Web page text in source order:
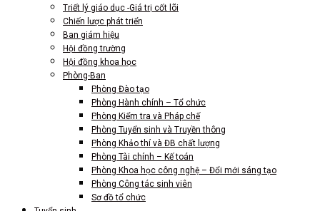
Triết lý giáo dục -Giá trị cốt lõi
Chiến lược phát triển
Ban giám hiệu
Hội đồng trường
Hội đồng khoa học
Phòng-Ban
Phòng Đào tạo
Phòng Hành chính – Tổ chức
Phòng Kiểm tra và Pháp chế
Phòng Tuyển sinh và Truyền thông
Phòng Khảo thí và ĐB chất lượng
Phòng Tài chính – Kế toán
Phòng Khoa học công nghệ – Đổi mới sáng tạo
Phòng Công tác sinh viên
Sơ đồ tổ chức